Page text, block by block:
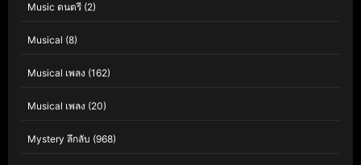
Music ดนตรี (2)
Musical (8)
Musical เพลง (162)
Musical เพลง (20)
Mystery ลึกลับ (968)